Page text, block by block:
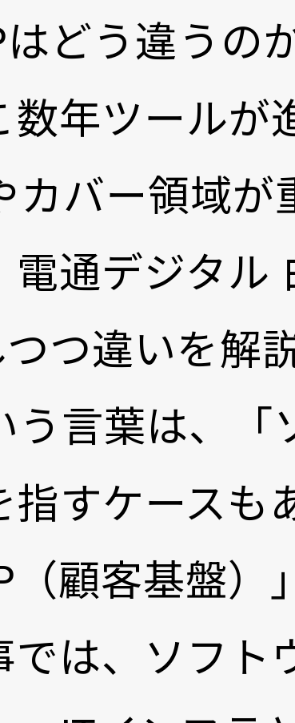
はどう違うの
数年ツールが
カバー領域が
電通デジタル
つ違いを解
う言葉は、「
指すケースも
（顧客基盤）
では、ソフト